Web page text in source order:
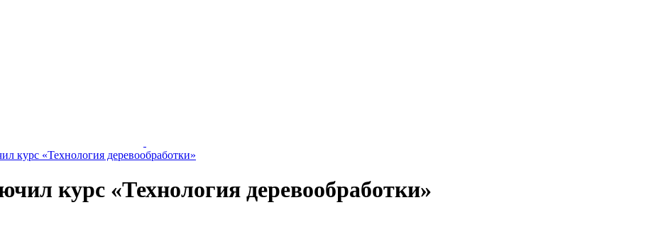
курс «Технология деревообработки»
курс «Технология деревообработки»